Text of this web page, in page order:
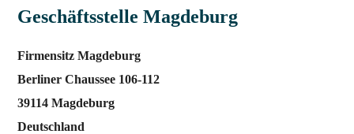
Geschäftsstelle Magdeburg
Firmensitz Magdeburg
Berliner Chaussee 106-112
39114 Magdeburg
Deutschland